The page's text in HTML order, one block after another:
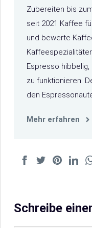
Zubereiten bis
seit 2021 Kaffee
und bewerte
Espresso
zu funktionieren.
den
Mehr erfahren
Schreibe